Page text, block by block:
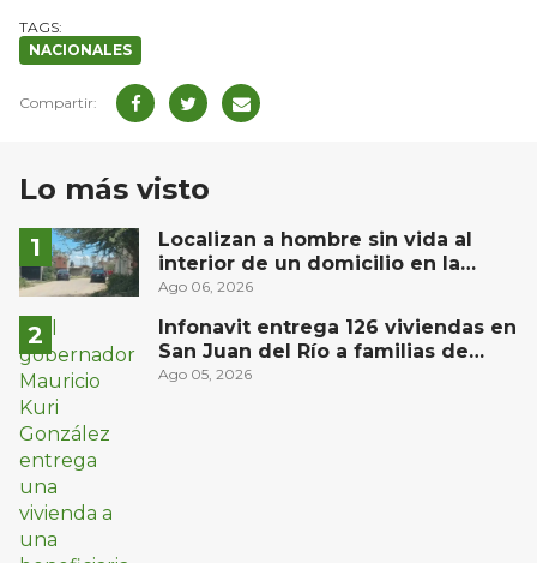
NACIONALES
Lo más visto
Localizan a hombre sin vida al
interior de un domicilio en la
comunidad El Rodeo, San Juan del
Ago 06, 2026
Infonavit entrega 126 viviendas en
San Juan del Río a familias de
bajos ingresos
Ago 05, 2026